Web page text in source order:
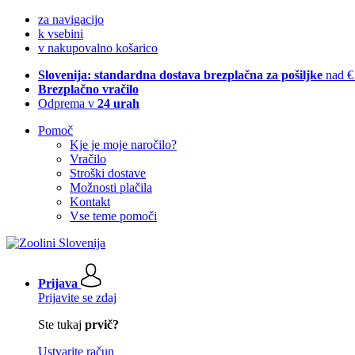
za navigacijo
k vsebini
v nakupovalno košarico
Slovenija: standardna dostava brezplačna za pošiljke nad
Brezplačno vračilo
Odprema v 24 urah
Pomoč
Kje je moje naročilo?
Vračilo
Stroški dostave
Možnosti plačila
Kontakt
Vse teme pomoči
Prijava
Prijavite se zdaj
Ste tukaj prvič?
Ustvarite račun